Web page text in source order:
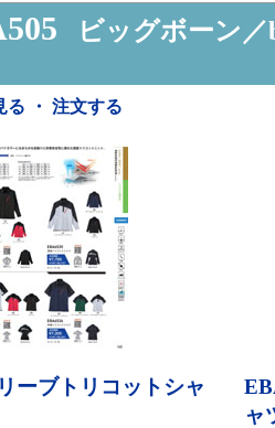
ビッグボーン／
る ・ 注文する
ーブトリコットシャ
ャ